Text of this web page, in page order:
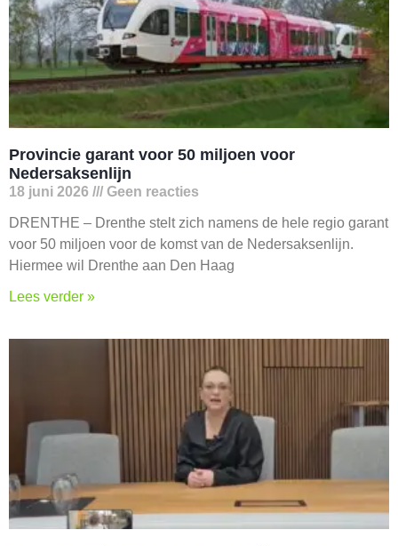
Provincie garant voor 50 miljoen voor
Nedersaksenlijn
18 juni 2026 Geen reacties
DRENTHE – Drenthe stelt zich namens de hele regio garant
voor 50 miljoen voor de komst van de Nedersaksenlijn.
Hiermee wil Drenthe aan Den Haag
Lees verder »